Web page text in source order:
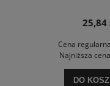
25,84
Cena
Najniższa
DO